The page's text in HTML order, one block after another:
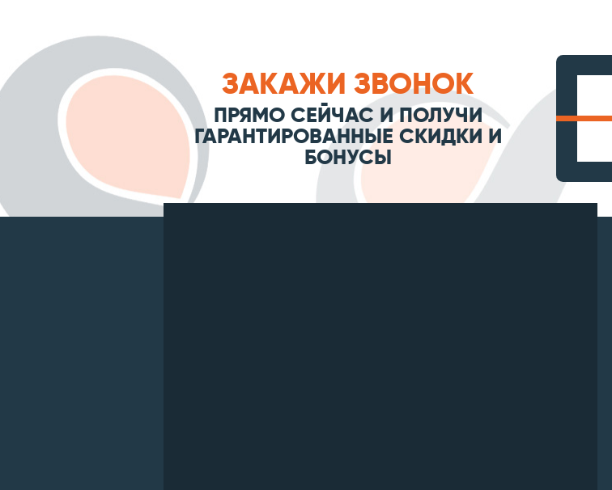
ЗАКАЖИ ЗВОНОК
ПРЯМО СЕЙЧАС И ПОЛУЧИ
ГАРАНТИРОВАННЫЕ СКИДКИ И
БОНУСЫ